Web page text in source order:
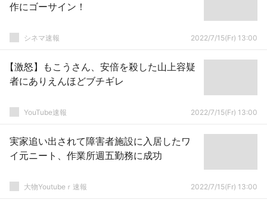
作にゴーサイン！
シネマ速報 2022/7/15(Fr) 13:00
【激怒】もこうさん、安倍を殺した山上容疑
者にありえんほどブチギレ
YouTube速報 2022/7/15(Fr) 13:00
実家追い出されて障害者施設に入居したワ
イ元ニート、作業所週五勤務に成功
大物Youtubeｒ速報 2022/7/15(Fr) 13:00